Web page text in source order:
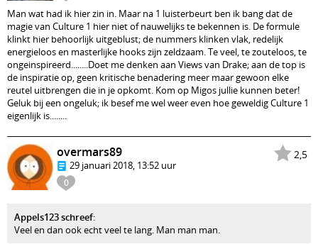
Man wat had ik hier zin in. Maar na 1 luisterbeurt ben ik bang dat de
magie van Culture 1 hier niet of nauwelijks te bekennen is. De formule
klinkt hier behoorlijk uitgeblust; de nummers klinken vlak, redelijk
energieloos en masterlijke hooks zijn zeldzaam. Te veel, te zouteloos, te
ongeinspireerd........Doet me denken aan Views van Drake; aan de top is
de inspiratie op, geen kritische benadering meer maar gewoon elke
reutel uitbrengen die in je opkomt. Kom op Migos jullie kunnen beter!
Geluk bij een ongeluk; ik besef me wel weer even hoe geweldig Culture 1
eigenlijk is........
2,5
0
overmars89
29 januari 2018, 13:52 uur
Appels123 schreef:
Veel en dan ook echt veel te lang. Man man man.